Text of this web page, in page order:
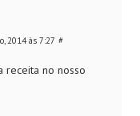
2014 às 7:27 #
receita no nosso